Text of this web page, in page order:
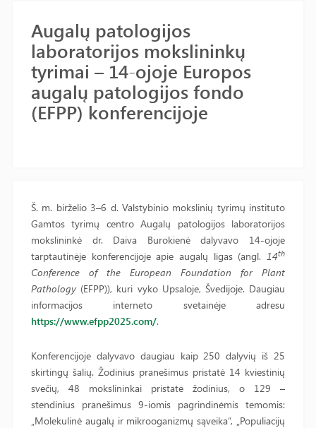
Augalų patologijos
laboratorijos mokslininkų
tyrimai – 14-ojoje Europos
augalų patologijos fondo
(EFPP) konferencijoje
Š. m. birželio 3–6 d. Valstybinio mokslinių tyrimų instituto
Gamtos tyrimų centro Augalų patologijos laboratorijos
mokslininkė dr. Daiva Burokienė dalyvavo 14-ojoje
tarptautinėje konferencijoje apie augalų ligas (angl. 14th
Conference of the European Foundation for Plant
Pathology(EFPP)), kuri vyko Upsaloje, Švedijoje. Daugiau
informacijos interneto svetainėje adresu
https://www.efpp2025.com/.
Konferencijoje dalyvavo daugiau kaip 250 dalyvių iš 25
skirtingų šalių. Žodinius pranešimus pristatė 14 kviestinių
svečių, 48 mokslininkai pristatė žodinius, o 129 –
stendinius pranešimus 9-iomis pagrindinėmis temomis:
„Molekulinė augalų ir mikrooganizmų sąveika“, „Populiacijų